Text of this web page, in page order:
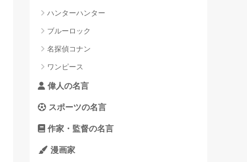
ハンターハンター
ブルーロック
名探偵コナン
ワンピース
偉人の名言
スポーツの名言
作家・監督の名言
漫画家